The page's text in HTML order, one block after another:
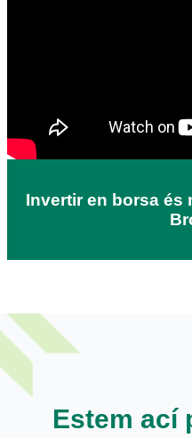
Invertir en borsa és
Estem ací